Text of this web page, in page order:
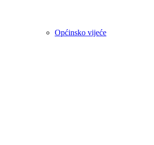
Općinsko vijeće